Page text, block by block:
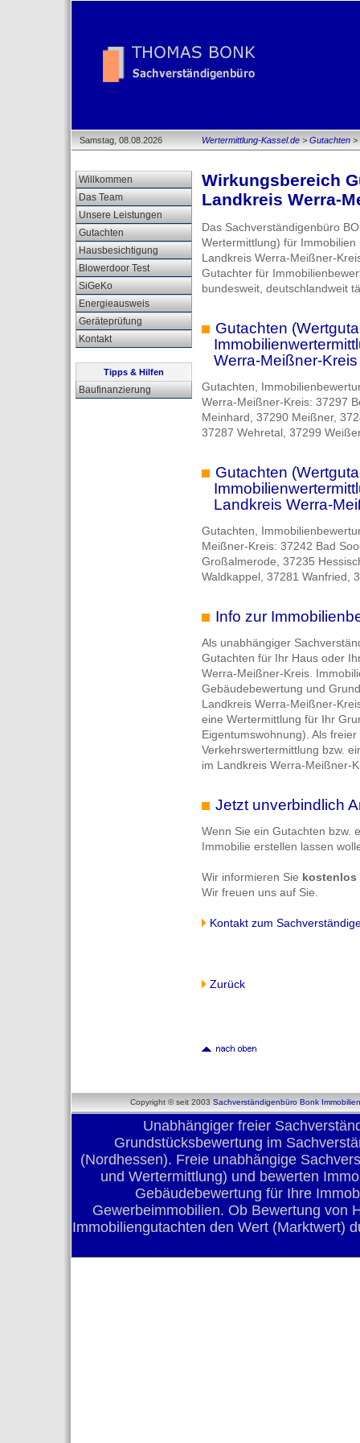
Samstag, 08.08.2026 Wertermittlung-Kassel.de > Gutachten >
Willkommen
Das Team
Unsere Leistungen
Gutachten
Hausbesichtigung
Blowerdoor Test
SiGeKo
Energieausweis
Geräteprüfung
Kontakt
Tipps & Hilfen
Baufinanzierung
Wirkungsbereich
Landkreis Werra-
Das Sachverständigenbüro
Wertermittlung) für
Landkreis Werra-Meißner-
Gutachter für
bundesweit, deutschlandweit
Gutachten
Werra-Meißner-Kreis
Gutachten,
Werra-Meißner-Kreis: 37297
Meinhard, 37290 Meißner,
37287 Wehretal, 37299
Gutachten
Landkreis Werra-
Gutachten,
Meißner-Kreis: 37242 Bad
Großalmerode, 37235
Waldkappel, 37281 Wanfried,
Info zur
Als unabhängiger
Gutachten für Ihr Haus oder
Werra-Meißner-Kreis.
Gebäudebewertung und
Landkreis Werra-Meißner-
eine Wertermittlung für Ihr
Eigentumswohnung). Als
Verkehrswertermittlung bzw.
im Landkreis Werra-Meißner-
Jetzt unverbindlich
Wenn Sie ein Gutachten bzw.
Immobilie erstellen lassen
Wir informieren Sie kostenlos
Wir freuen uns auf Sie.
Kontakt zum
Zurück
Copyright © seit 2003 Sachverständigenbüro Bonk
Unabhängiger freier
Grundstücksbewertung im
(Nordhessen). Freie unabhängige
und Wertermittlung) und bewerten
Gebäudebewertung für Ihre
Gewerbeimmobilien. Ob Bewertung von
Immobiliengutachten den Wert (Marktwert)